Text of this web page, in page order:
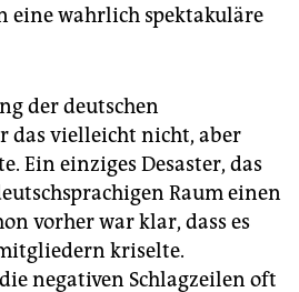
eine wahrlich spektakuläre
der deutschen
das vielleicht nicht, aber
Ein einziges Desaster, das
Raum einen
vorher war klar, dass es
kriselte.
negativen Schlagzeilen oft